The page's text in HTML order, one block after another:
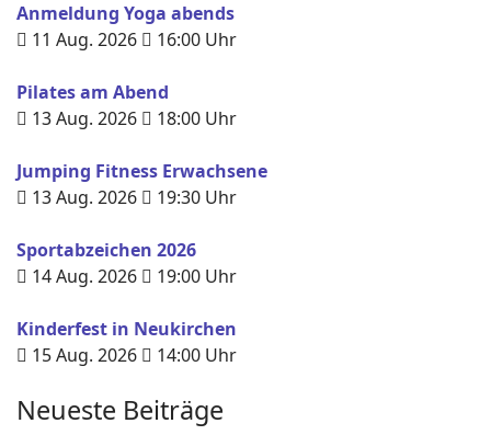
Anmeldung Yoga abends
11 Aug. 2026
16:00 Uhr
Pilates am Abend
13 Aug. 2026
18:00 Uhr
Jumping Fitness Erwachsene
13 Aug. 2026
19:30 Uhr
Sportabzeichen 2026
14 Aug. 2026
19:00 Uhr
Kinderfest in Neukirchen
15 Aug. 2026
14:00 Uhr
Neueste Beiträge